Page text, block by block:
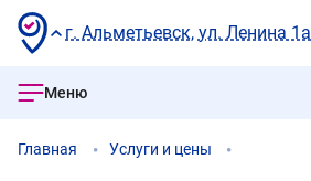
г. Альметьевск, ул. Ленина 1а
Меню
Главная Услуги и цены